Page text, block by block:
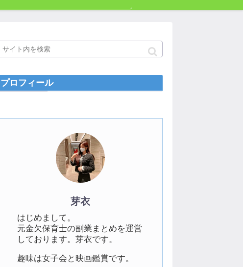
プロフィール
芽衣
はじめまして。
元金欠保育士の副業まとめを運営
しております。芽衣です。
趣味は女子会と映画鑑賞です。